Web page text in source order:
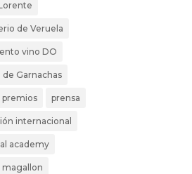
de Veruela
vino DO
de Garnachas
premios prensa
internacional
academy
magallon